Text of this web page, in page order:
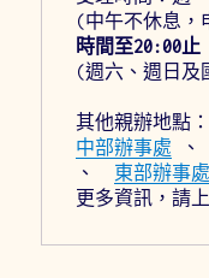
(中午不休息，
時間至20:00止
(週六、週日及
其他親辦地點：
中部辦事處
、 東部辦事處
更多資訊，請